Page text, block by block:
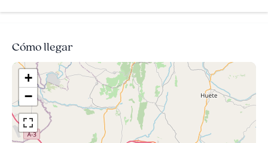
Cómo llegar
+
−